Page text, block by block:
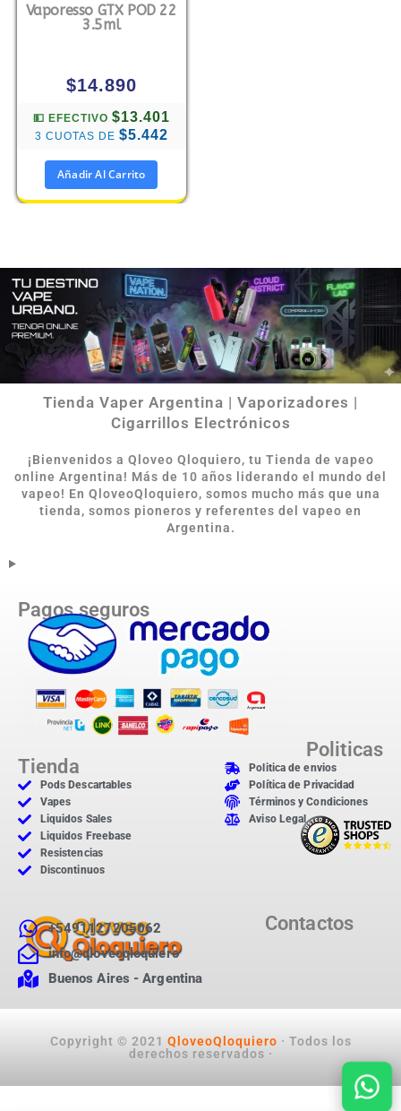
Vaporesso GTX POD 22
3.5ml
$14.890
💵 EFECTIVO $13.401
3 CUOTAS DE $5.442
Añadir Al Carrito
Tienda Vaper Argentina | Vaporizadores |
Cigarrillos Electrónicos
¡Bienvenidos a Qloveo Qloquiero, tu Tienda de vapeo
online Argentina! Más de 10 años liderando el mundo del
vapeo! En QloveoQloquiero, somos mucho más que una
tienda, somos pioneros y referentes del vapeo en
Argentina.
Pagos seguros
Tienda
Pods Descartables
Vapes
Liquidos Sales
Liquidos Freebase
Resistencias
Discontinuos
Politicas
Politica de envios
Política de Privacidad
Términos y Condiciones
Aviso Legal
Contactos
+5491127205062
info@qloveoqloquiero
Buenos Aires - Argentina
Copyright © 2021 QloveoQloquiero · Todos los
derechos reservados ·